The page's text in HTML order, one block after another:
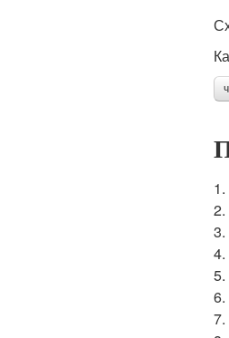
1.
2.
3.
4.
5.
6.
7.